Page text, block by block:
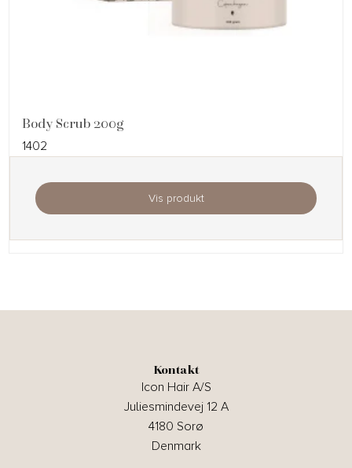
Body Scrub 200g
1402
Vis produkt
Kontakt
Icon Hair A/S
Juliesmindevej 12 A
4180 Sorø
Denmark